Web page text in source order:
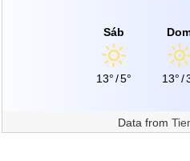
Sáb
13°/5° 13°/
Data from